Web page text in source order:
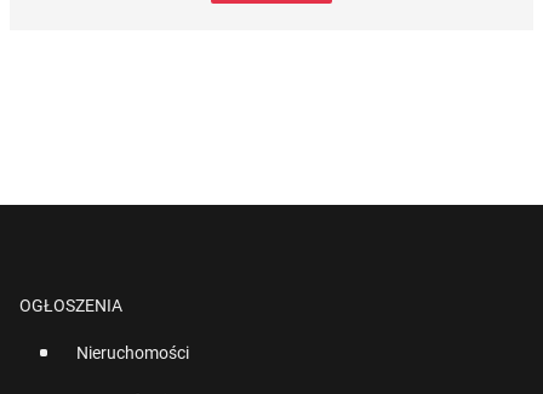
OGŁOSZENIA
Nieruchomości